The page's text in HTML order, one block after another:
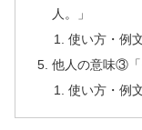
人。」
使い方・例
他人の意味③「
使い方・例